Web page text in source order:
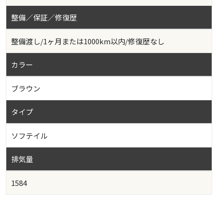
整備／保証／修復歴
整備渡し/1ヶ月または1000km以内/修復歴なし
カラー
ブラウン
タイプ
ソフテイル
排気量
1584